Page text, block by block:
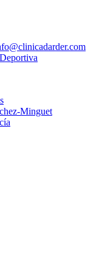
Minguet